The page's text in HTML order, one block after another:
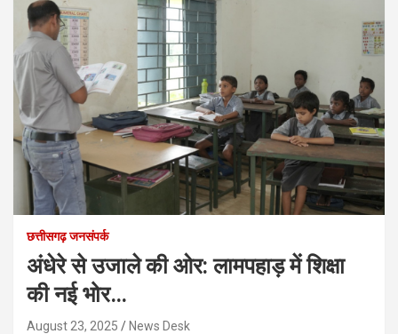
छत्तीसगढ़ जनसंपर्क
अंधेरे से उजाले की ओर: लामपहाड़ में शिक्षा
की नई भोर…
August 23, 2025 News Desk